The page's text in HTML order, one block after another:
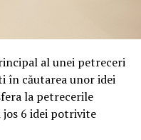
personale și
atentă a
la numărul
săptămâni folosesc
al unei petreceri
în căutarea unor idei
la petrecerile
jos 6 idei potrivite